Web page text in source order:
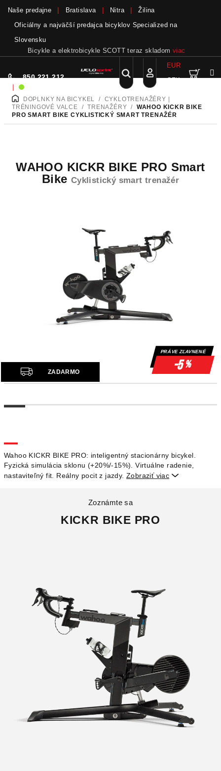
obsah
Naše predajne Bratislava Nitra
Žilina
Oficiálny a najväčší predajca bicyklov Specialized na
Slovensku
Bicykle a elektrobicykle SCOTT teraz skladom viac
850 221 212
|
Hľadať
Prihlásenie
EUR
CZK
DOMOVDOPLNKY NA BICYKEL / CYKLOTRENAŽÉRY |
TRÉNINGOVÉ VALCE
/ TRENAŽÉRY / WAHOO KICKR BIKE
PRO SMART BIKECYKLISTICKÝ SMART TRENAŽÉR
Wahoo KICKR BIKE PRO: inteligentný stacionárny bicykel.
Fyzická simulácia sklonu (+20%/-15%). Virtuálne radenie,
nastaviteľný fit. Reálny pocit z jazdy. Zobraziť viac 
WAHOO KICKR BIKE PRO Smart
Bike Cyklistický smart trenažér
Z
A
A
ZADARMO
PRÁVE ZĽAVNENÉ
-5%
Zoznámte sa
KICKR BIKE PRO